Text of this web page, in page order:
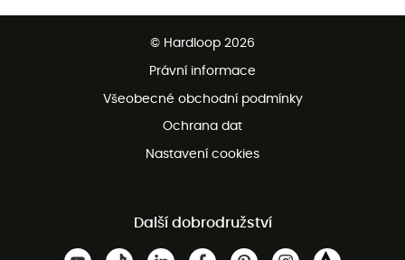
Bezplatná zákaznická služba
© Hardloop 2026
Právní informace
Všeobecné obchodní podmínky
Ochrana dat
Nastavení cookies
Další dobrodružství